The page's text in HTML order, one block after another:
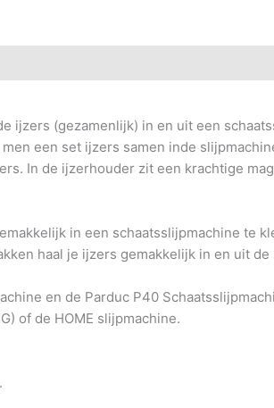
ijzers (gezamenlijk) in en uit een
een set ijzers samen inde
In de ijzerhouder zit een krachtige
in een schaatsslijpmachine te
haal je ijzers gemakkelijk in en uit de
en de Parduc P40
of de HOME slijpmachine.